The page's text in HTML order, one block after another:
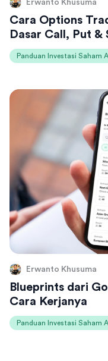
Erwanto Khusuma
Cara Options
Dasar Call, Put
Panduan Investasi Saham
Erwanto Khusuma
Blueprints dari
Cara Kerjanya
Panduan Investasi Saham